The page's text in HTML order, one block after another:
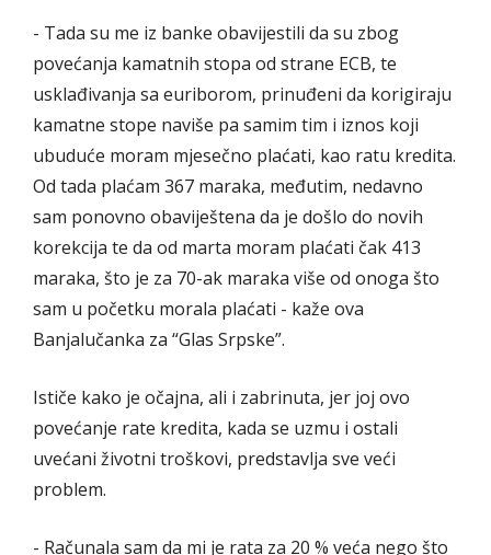
- Tada su me iz banke obavijestili da su zbog
povećanja kamatnih stopa od strane ECB, te
usklađivanja sa euriborom, prinuđeni da korigiraju
kamatne stope naviše pa samim tim i iznos koji
ubuduće moram mjesečno plaćati, kao ratu kredita.
Od tada plaćam 367 maraka, međutim, nedavno
sam ponovno obaviještena da je došlo do novih
korekcija te da od marta moram plaćati čak 413
maraka, što je za 70-ak maraka više od onoga što
sam u početku morala plaćati - kaže ova
Banjalučanka za “Glas Srpske”.
Ističe kako je očajna, ali i zabrinuta, jer joj ovo
povećanje rate kredita, kada se uzmu i ostali
uvećani životni troškovi, predstavlja sve veći
problem.
- Računala sam da mi je rata za 20 % veća nego što